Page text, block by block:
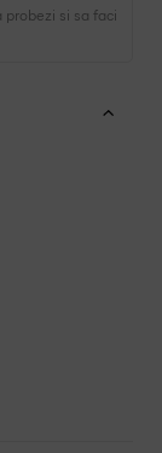
probezi si sa faci